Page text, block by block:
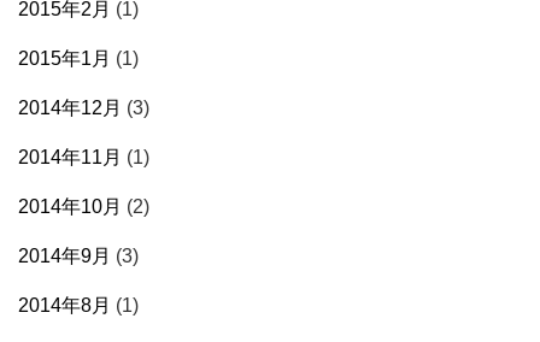
2015年2月 (1)
2015年1月 (1)
2014年12月 (3)
2014年11月 (1)
2014年10月 (2)
2014年9月 (3)
2014年8月 (1)